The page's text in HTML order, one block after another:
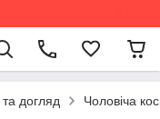
догляд Чоловіча